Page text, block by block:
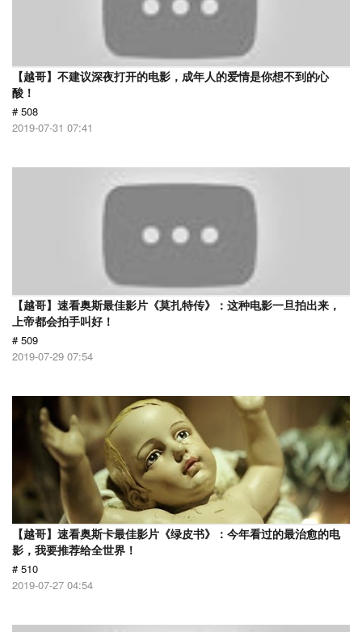
【越哥】不建议深夜打开的电影，成年人的爱情是你想不到的心
酸！
# 508
2019-07-31 07:41
【越哥】速看奥斯最佳影片《莫扎特传》：这种电影一旦拍出来，
上帝都会拍手叫好！
# 509
2019-07-29 07:54
【越哥】速看奥斯卡最佳影片《绿皮书》：今年看过的最治愈的电
影，我要推荐给全世界！
# 510
2019-07-27 04:54